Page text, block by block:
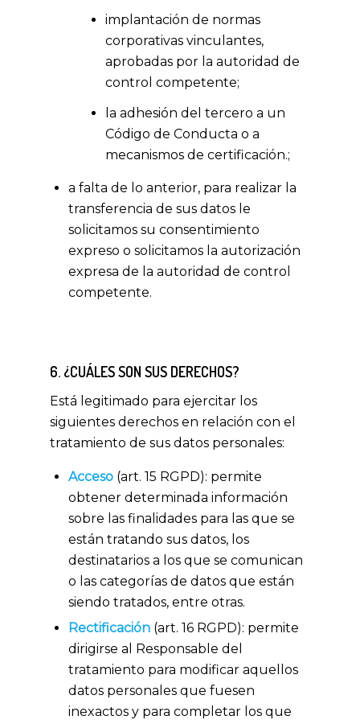
implantación de normas
corporativas vinculantes,
aprobadas por la autoridad de
control competente;
la adhesión del tercero a un
Código de Conducta o a
mecanismos de certificación.;
a falta de lo anterior, para realizar la
transferencia de sus datos le
solicitamos su consentimiento
expreso o solicitamos la autorización
expresa de la autoridad de control
competente.
6. ¿CUÁLES SON SUS DERECHOS?
Está legitimado para ejercitar los
siguientes derechos en relación con el
tratamiento de sus datos personales:
Acceso (art. 15 RGPD): permite
obtener determinada información
sobre las finalidades para las que se
están tratando sus datos, los
destinatarios a los que se comunican
o las categorías de datos que están
siendo tratados, entre otras.
Rectificación (art. 16 RGPD): permite
dirigirse al Responsable del
tratamiento para modificar aquellos
datos personales que fuesen
inexactos y para completar los que